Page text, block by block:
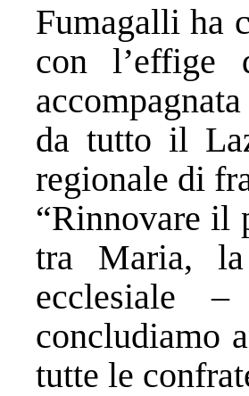
Fumagalli ha
con l’effige
da tutto il
regionale di
“Rinnovare il
tra Maria,
ecclesiale
concludiamo
tutte le